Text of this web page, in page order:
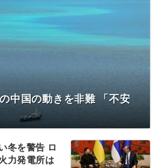
中国の動きを非難 「不安
冬を警告 ロ
力発電所は